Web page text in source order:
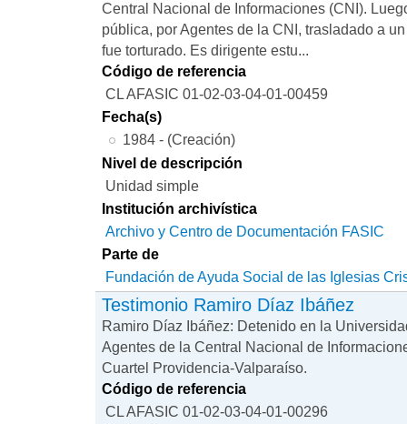
Central Nacional de Informaciones (CNI).
pública, por Agentes de la CNI, trasladado a
fue torturado. Es dirigente estu...
Código de referencia
CL AFASIC 01-02-03-04-01-00459
Fecha(s)
1984 - (Creación)
Nivel de descripción
Unidad simple
Institución archivística
Archivo y Centro de Documentación FASIC
Parte de
Fundación de Ayuda Social de las Iglesias
Testimonio Ramiro Díaz Ibáñez
Ramiro Díaz Ibáñez: Detenido en la
Agentes de la Central Nacional de
Cuartel Providencia-Valparaíso.
Código de referencia
CL AFASIC 01-02-03-04-01-00296